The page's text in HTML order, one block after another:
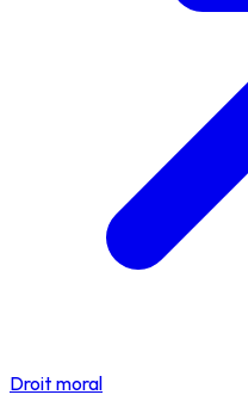
Droit moral